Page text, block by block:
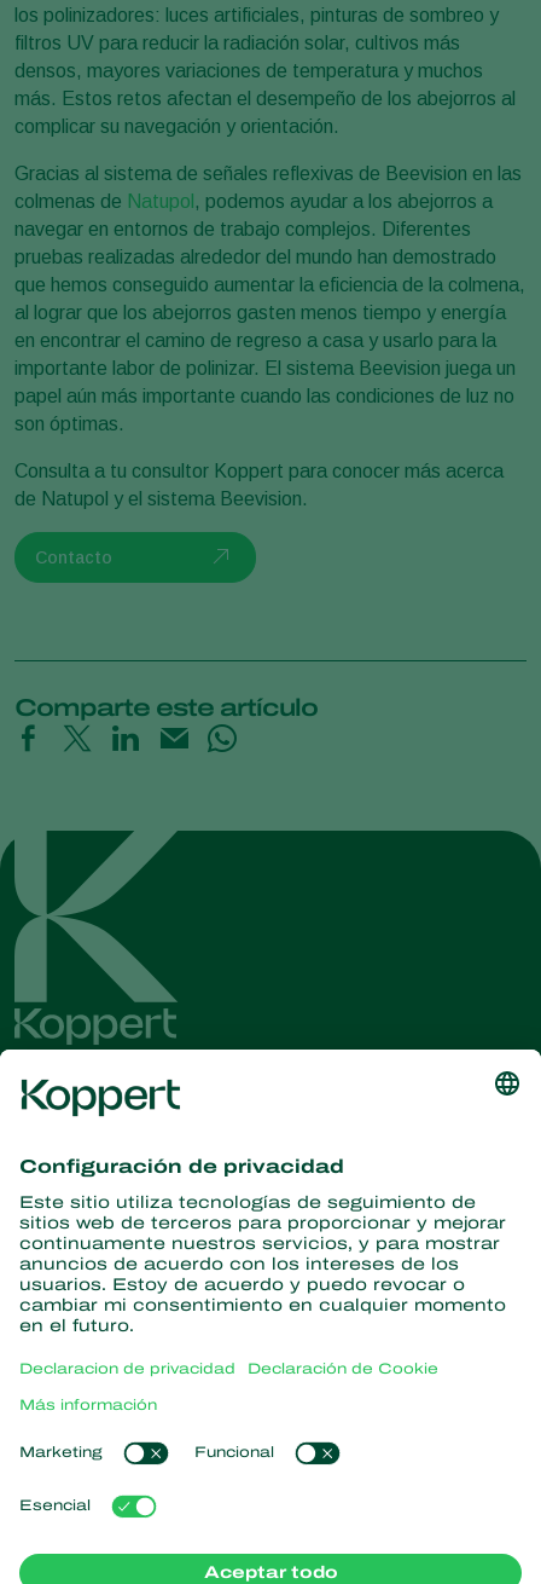
los polinizadores: luces artificiales, pinturas de sombreo y
filtros UV para reducir la radiación solar, cultivos más
densos, mayores variaciones de temperatura y muchos
más. Estos retos afectan el desempeño de los abejorros al
complicar su navegación y orientación.
Gracias al sistema de señales reflexivas de Beevision en las
colmenas de Natupol , podemos ayudar a los abejorros a
navegar en entornos de trabajo complejos. Diferentes
pruebas realizadas alrededor del mundo han demostrado
que hemos conseguido aumentar la eficiencia de la colmena,
al lograr que los abejorros gasten menos tiempo y energía
en encontrar el camino de regreso a casa y usarlo para la
importante labor de polinizar. El sistema Beevision juega un
papel aún más importante cuando las condiciones de luz no
son óptimas.
Consulta a tu consultor Koppert para conocer más acerca
de Natupol y el sistema Beevision.
Contacto
Comparte este artículo
información
Suscríbase aquí
Partners with Nature
Avispas parasitoides
Nematodos benéficos
Microorganismos benéficos
Protección de cultivos
Acerca de Koppert
Noticias y eventos
Trabajar en Koppert
Contáctanos
Enlaces populares
Experiencias de los usuarios
Koppert Global